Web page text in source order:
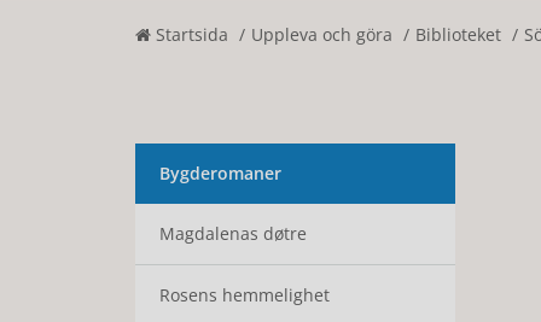
Startsida Uppleva och göra Biblioteket
Bygderomaner
Magdalenas døtre
Rosens hemmelighet